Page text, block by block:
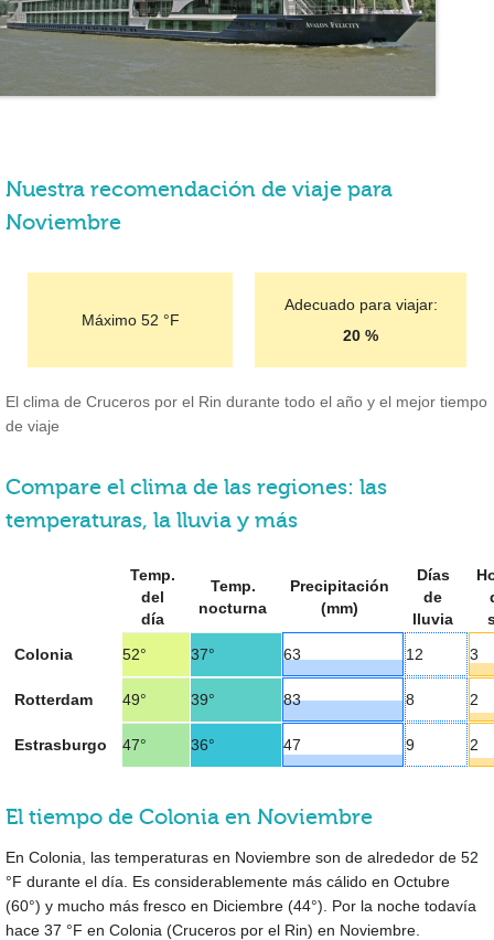
Nuestra recomendación de viaje para
Noviembre
Máximo 52 °F
Adecuado para viajar:
20 %
El clima de Cruceros por el Rin durante todo el año y el mejor tiempo
de viaje
Compare el clima de las regiones: las
temperaturas, la lluvia y más
Temp.
del
día
Temp.
nocturna
Precipitación
(mm)
Días
de
lluvia
Colonia
52° 37° 63 12 3
Rotterdam 49° 39° 83 8 2
Estrasburgo 47° 36° 47 9 2
El tiempo de Colonia en Noviembre
En Colonia, las temperaturas en Noviembre son de alrededor de 52
°F durante el día. Es considerablemente más cálido en Octubre
(60°) y mucho más fresco en Diciembre (44°). Por la noche todavía
hace 37 °F en Colonia (Cruceros por el Rin) en Noviembre.